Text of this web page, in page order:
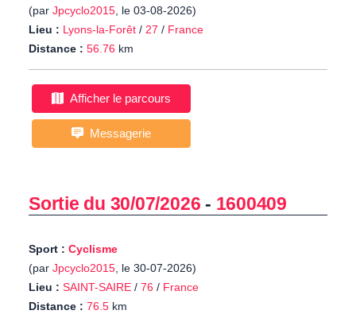
(par Jpcyclo2015, le 03-08-2026)
Lieu : Lyons-la-Forêt / 27 / France
Distance : 56.76 km
Afficher le parcours
Messagerie
Sortie du 30/07/2026 - 1600409
Sport : Cyclisme
(par Jpcyclo2015, le 30-07-2026)
Lieu : SAINT-SAIRE / 76 / France
Distance : 76.5 km